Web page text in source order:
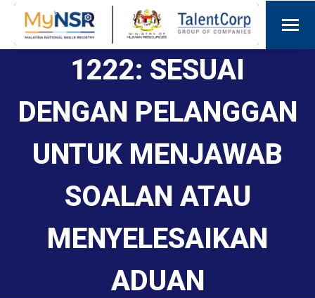
1222: SESUAI
DENGAN PELANGGAN
UNTUK MENJAWAB
SOALAN ATAU
MENYELESAIKAN
ADUAN